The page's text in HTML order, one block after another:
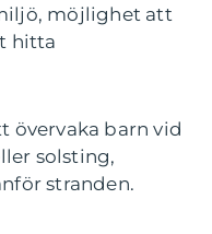
möjlighet att
hitta
övervaka barn vid
solsting,
stranden.